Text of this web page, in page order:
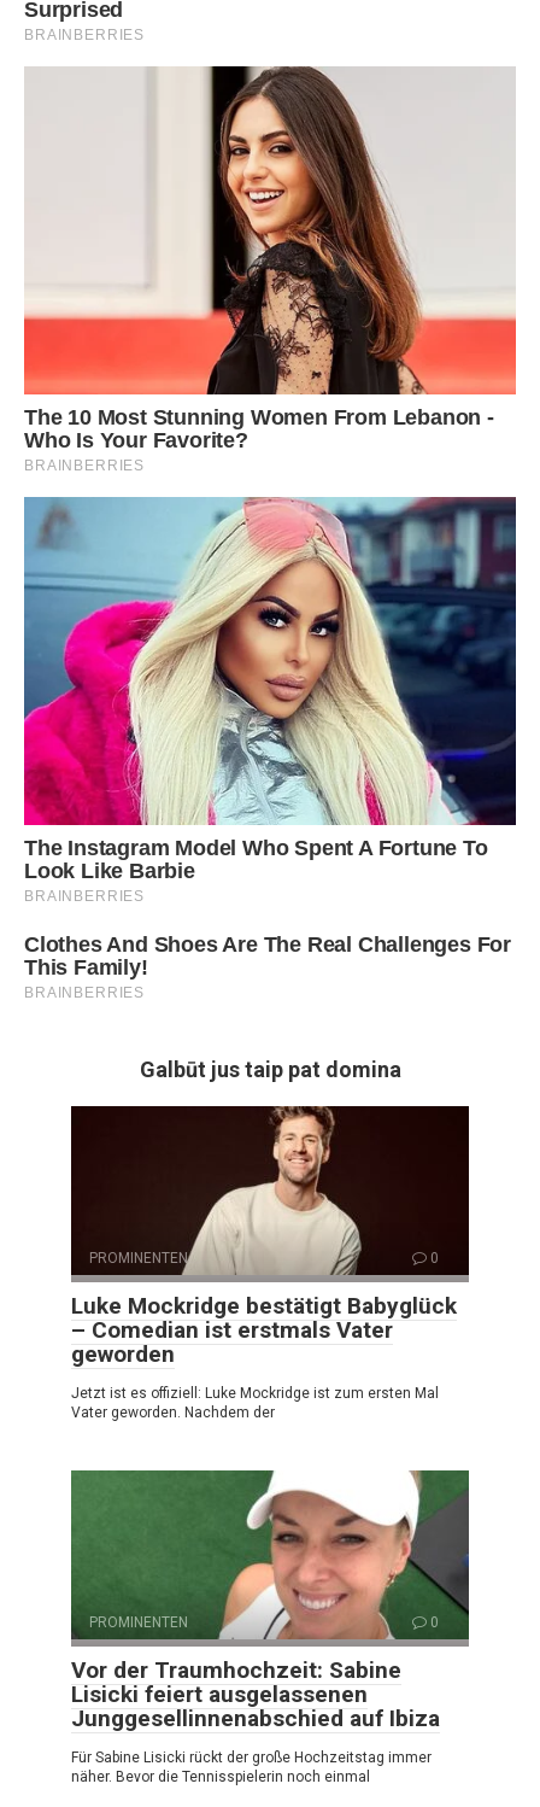
Galbūt jus taip pat domina
PROMINENTEN 0
Luke Mockridge bestätigt Babyglück
– Comedian ist erstmals Vater
geworden
Jetzt ist es offiziell: Luke Mockridge ist zum ersten Mal
Vater geworden. Nachdem der
PROMINENTEN 0
Vor der Traumhochzeit: Sabine
Lisicki feiert ausgelassenen
Junggesellinnenabschied auf Ibiza
Für Sabine Lisicki rückt der große Hochzeitstag immer
näher. Bevor die Tennisspielerin noch einmal